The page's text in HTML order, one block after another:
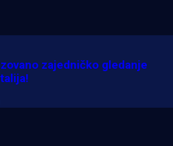
zajedničko gledanje